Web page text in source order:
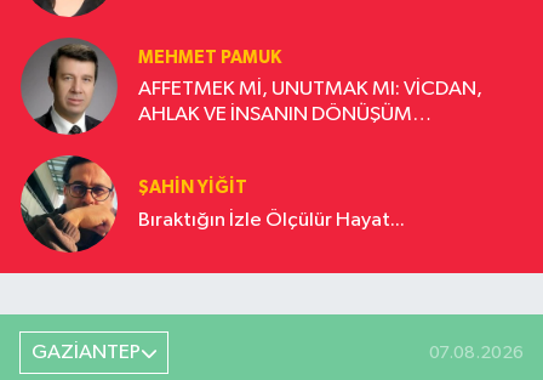
MEHMET PAMUK
AFFETMEK Mİ, UNUTMAK MI: VİCDAN,
AHLAK VE İNSANIN DÖNÜŞÜM
ŞAHIN YIĞIT
Bıraktığın İzle Ölçülür Hayat...
GAZİANTEP 07.08.2026